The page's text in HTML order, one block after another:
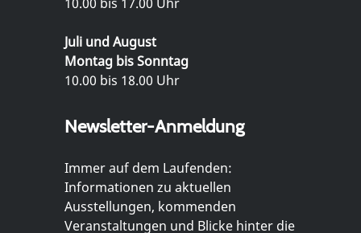
Juli und August
Montag bis Sonntag
10.00 bis 18.00 Uhr
Newsletter-Anmeldung
Immer auf dem Laufenden:
Informationen zu aktuellen
Ausstellungen, kommenden
Veranstaltungen und Blicke hinter die